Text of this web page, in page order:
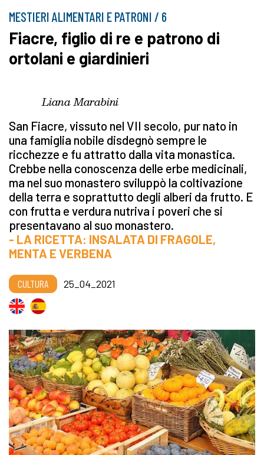
MESTIERI ALIMENTARI E PATRONI / 6
Fiacre, figlio di re e patrono di
ortolani e giardinieri
Liana Marabini
San Fiacre, vissuto nel VII secolo, pur nato in
una famiglia nobile disdegnò sempre le
ricchezze e fu attratto dalla vita monastica.
Crebbe nella conoscenza delle erbe medicinali,
ma nel suo monastero sviluppò la coltivazione
della terra e soprattutto degli alberi da frutto. E
con frutta e verdura nutriva i poveri che si
presentavano al suo monastero.
- LA RICETTA: INSALATA DI FRAGOLE,
MENTA E VERBENA
CULTURA 25_04_2021